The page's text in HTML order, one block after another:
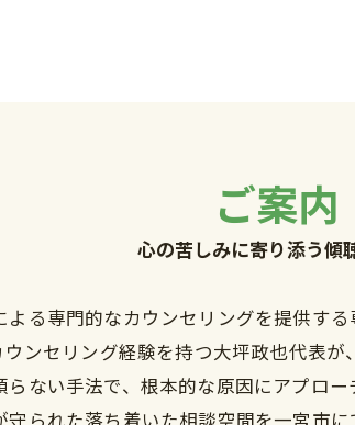
心の苦しみに寄り添う傾
ご案内
る専門的なカウンセリングを提供す
ンセリング経験を持つ大坪政也代表
ない手法で、根本的な原因にアプロ
られた落ち着いた相談空間を一宮市